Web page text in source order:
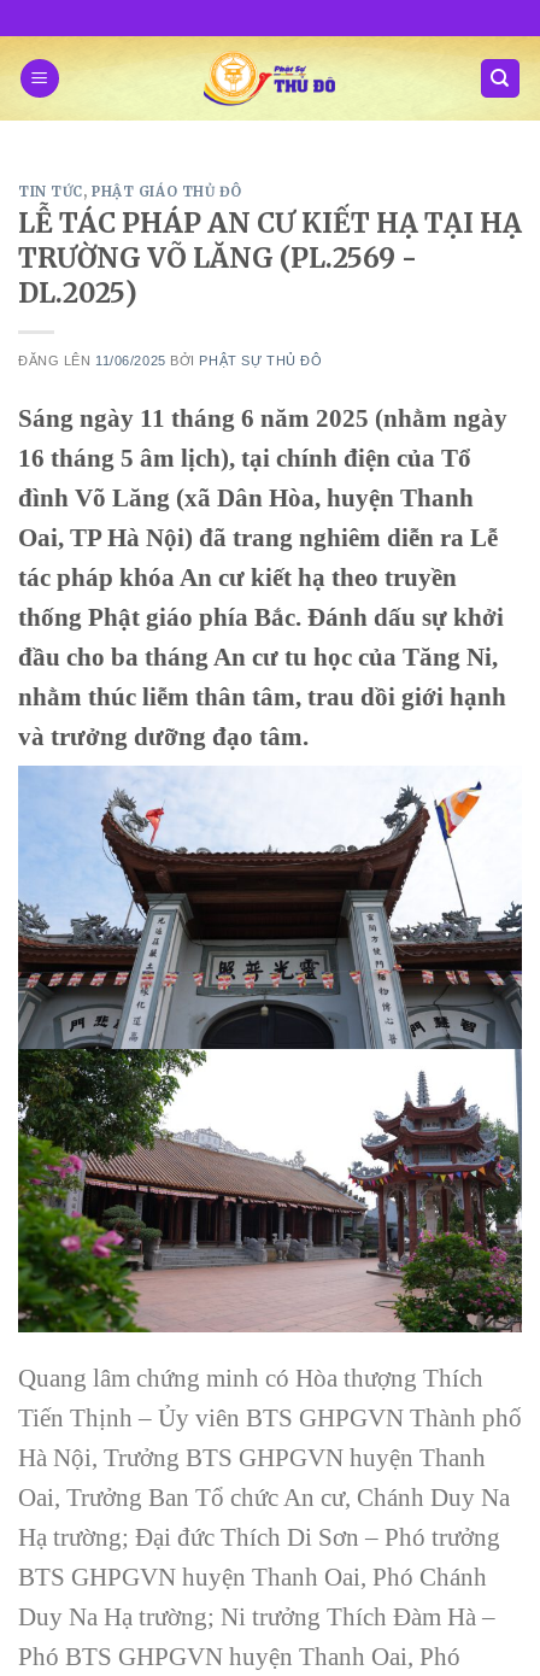
content
TIN TỨC,PHẬT GIÁO THỦ ĐÔ
LỄ TÁC PHÁP AN CƯ KIẾT HẠ TẠI HẠ
TRƯỜNG VÕ LĂNG (PL.2569 -
DL.2025)
ĐĂNG LÊN 11/06/2025 BỞI PHẬT SỰ THỦ ĐÔ
Sáng ngày 11 tháng 6 năm 2025 (nhằm ngày
16 tháng 5 âm lịch), tại chính điện của Tổ
đình Võ Lăng (xã Dân Hòa, huyện Thanh
Oai, TP Hà Nội) đã trang nghiêm diễn ra Lễ
tác pháp khóa An cư kiết hạ theo truyền
thống Phật giáo phía Bắc. Đánh dấu sự khởi
đầu cho ba tháng An cư tu học của Tăng Ni,
nhằm thúc liễm thân tâm, trau dồi giới hạnh
và trưởng dưỡng đạo tâm.
Quang lâm chứng minh có Hòa thượng Thích
Tiến Thịnh – Ủy viên BTS GHPGVN Thành phố
Hà Nội, Trưởng BTS GHPGVN huyện Thanh
Oai, Trưởng Ban Tổ chức An cư, Chánh Duy Na
Hạ trường; Đại đức Thích Di Sơn – Phó trưởng
BTS GHPGVN huyện Thanh Oai, Phó Chánh
Duy Na Hạ trường; Ni trưởng Thích Đàm Hà –
Phó BTS GHPGVN huyện Thanh Oai, Phó